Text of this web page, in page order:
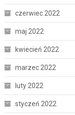
czerwiec 2022
maj 2022
kwiecień 2022
marzec 2022
luty 2022
styczeń 2022